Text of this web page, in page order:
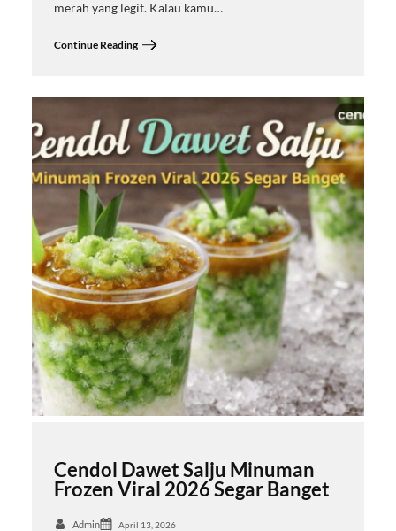
merah yang legit. Kalau kamu…
Continue Reading
Cendol Dawet Salju Minuman
Frozen Viral 2026 Segar Banget
Admin April 13, 2026